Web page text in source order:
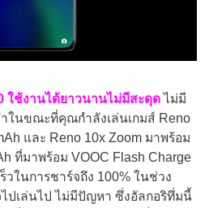
ใช้งานได้ยาวนานไม่มีสะดุดไม่มี
ำในขณะที่คุณกำลังเล่นเกมส์ Reno
และ Reno 10x Zoom มาพร้อม
ที่มาพร้อม VOOC Flash Charge
วในการชาร์จถึง 100% ในช่วง
ปเล่นไป ไม่มีปัญหา ซึ่งอัลกอริทึ่มนี้